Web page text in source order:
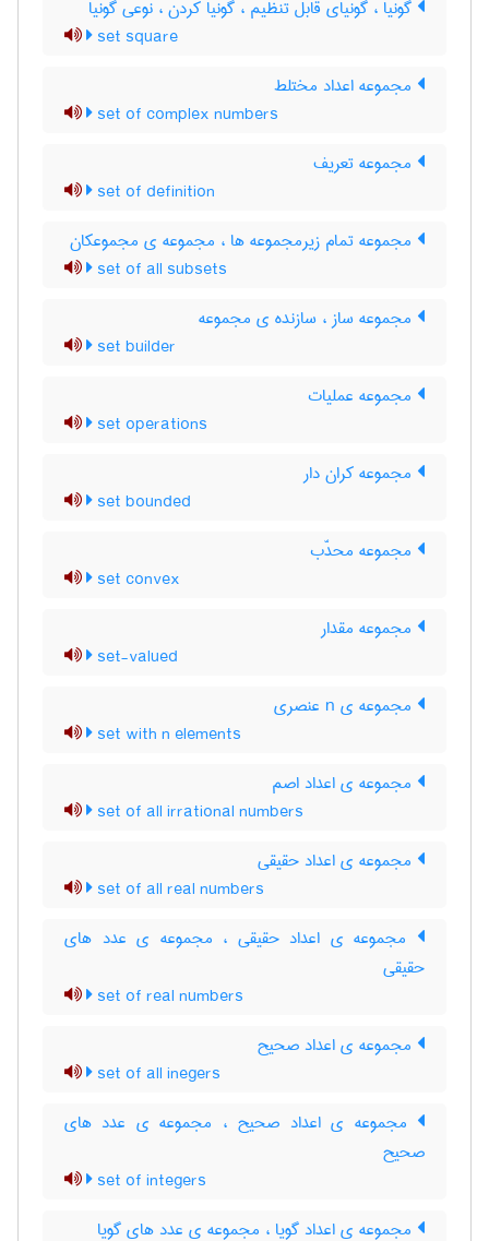
گونیا ، گونیای قابل تنظیم ، گونیا کردن ، نوعی گونیا
set square
مجموعه اعداد مختلط
set of complex numbers
مجموعه تعریف
set of definition
مجموعه تمام زیرمجموعه ها ، مجموعه ی مجموعکان
set of all subsets
مجموعه ساز ، سازنده ی مجموعه
set builder
مجموعه عملیات
set operations
مجموعه کران دار
set bounded
مجموعه محدّب
set convex
مجموعه مقدار
set-valued
مجموعه ی n عنصری
set with n elements
مجموعه ی اعداد اصم
set of all irrational numbers
مجموعه ی اعداد حقیقی
set of all real numbers
مجموعه ی اعداد حقیقی ، مجموعه ی عدد های
حقیقی
set of real numbers
مجموعه ی اعداد صحیح
set of all inegers
مجموعه ی اعداد صحیح ، مجموعه ی عدد های
صحیح
set of integers
مجموعه ی اعداد گویا ، مجموعه ی عدد های گویا